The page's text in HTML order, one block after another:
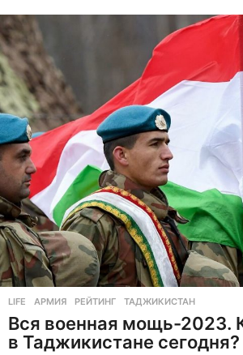
о
а
д
LIFE АРМИЯ ,РЕЙТИНГ ,ТАДЖИКИСТАН
Вся военная мощь-2023.
в Таджикистане сегодня?